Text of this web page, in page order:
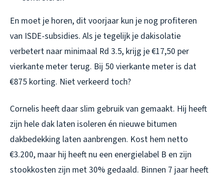
En moet je horen, dit voorjaar kun je nog profiteren
van ISDE-subsidies. Als je tegelijk je dakisolatie
verbetert naar minimaal Rd 3.5, krijg je €17,50 per
vierkante meter terug. Bij 50 vierkante meter is dat
€875 korting. Niet verkeerd toch?
Cornelis heeft daar slim gebruik van gemaakt. Hij heeft
zijn hele dak laten isoleren én nieuwe bitumen
dakbedekking laten aanbrengen. Kost hem netto
€3.200, maar hij heeft nu een energielabel B en zijn
stookkosten zijn met 30% gedaald. Binnen 7 jaar heeft